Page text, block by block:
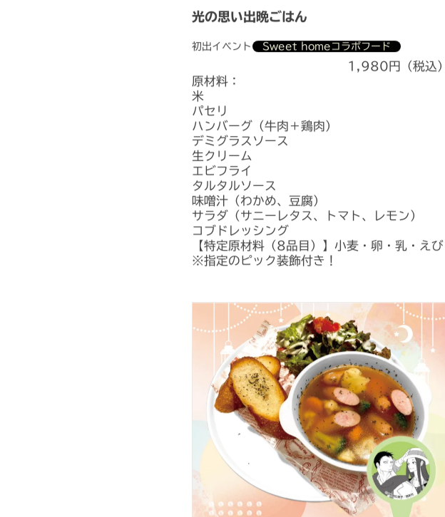
光の思い出晩ごはん
初出イベント Sweet homeコラボフード
1,980円（税込）
原材料：
米
パセリ
ハンバーグ（牛肉＋鶏肉）
デミグラスソース
生クリーム
エビフライ
タルタルソース
味噌汁（わかめ、豆腐）
サラダ（サニーレタス、トマト、レモン）
コブドレッシング
【特定原材料（8品目）】小麦・卵・乳・えび
※指定のピック装飾付き！